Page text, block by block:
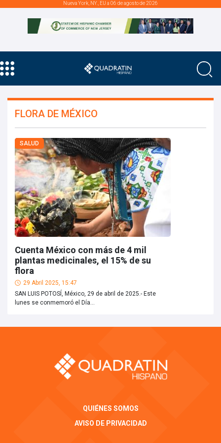
Nueva York, NY., EU a 06 de agosto de 2026
FLORA DE MÉXICO
SALUD
Cuenta México con más de 4 mil
plantas medicinales, el 15% de su
flora
29 Abril 2025, 15:47
SAN LUIS POTOSÍ, México, 29 de abril de 2025.- Este
lunes se conmemoró el Día...
QUIÉNES SOMOS
AVISO DE PRIVACIDAD